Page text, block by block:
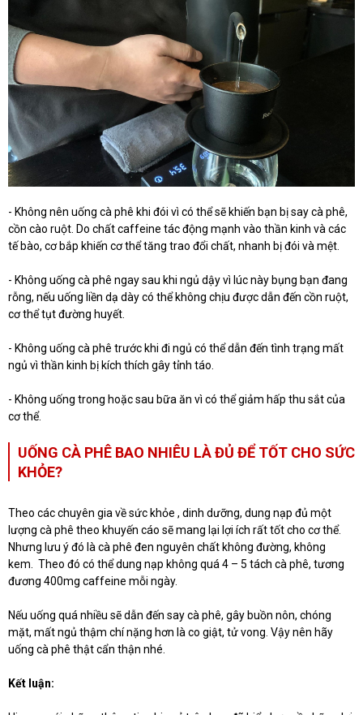
- Không nên uống cà phê khi đói vì có thể sẽ khiến bạn bị say cà phê,
cồn cào ruột. Do chất caffeine tác động mạnh vào thần kinh và các
tế bào, cơ bắp khiến cơ thể tăng trao đổi chất, nhanh bị đói và mệt.
- Không uống cà phê ngay sau khi ngủ dậy vì lúc này bụng bạn đang
rỗng, nếu uống liền dạ dày có thể không chịu được dẫn đến cồn ruột,
cơ thể tụt đường huyết.
- Không uống cà phê trước khi đi ngủ có thể dẫn đến tình trạng mất
ngủ vì thần kinh bị kích thích gây tỉnh táo.
- Không uống trong hoặc sau bữa ăn vì có thể giảm hấp thu sắt của
cơ thể.
UỐNG CÀ PHÊ BAO NHIÊU LÀ ĐỦ ĐỂ TỐT CHO SỨC
KHỎE?
Theo các chuyên gia về sức khỏe , dinh dưỡng, dung nạp đủ một
lượng cà phê theo khuyến cáo sẽ mang lại lợi ích rất tốt cho cơ thể.
Nhưng lưu ý đó là cà phê đen nguyên chất không đường, không
kem. Theo đó có thể dung nạp không quá 4 – 5 tách cà phê, tương
đương 400mg caffeine mỗi ngày.
Nếu uống quá nhiều sẽ dẫn đến say cà phê, gây buồn nôn, chóng
mặt, mất ngủ thậm chí nặng hơn là co giật, tử vong. Vậy nên hãy
uống cà phê thật cẩn thận nhé.
Kết luận: